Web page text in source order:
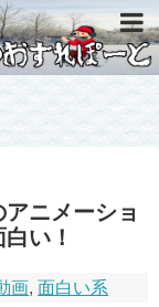
ニメーショ
い！
画,面白い系